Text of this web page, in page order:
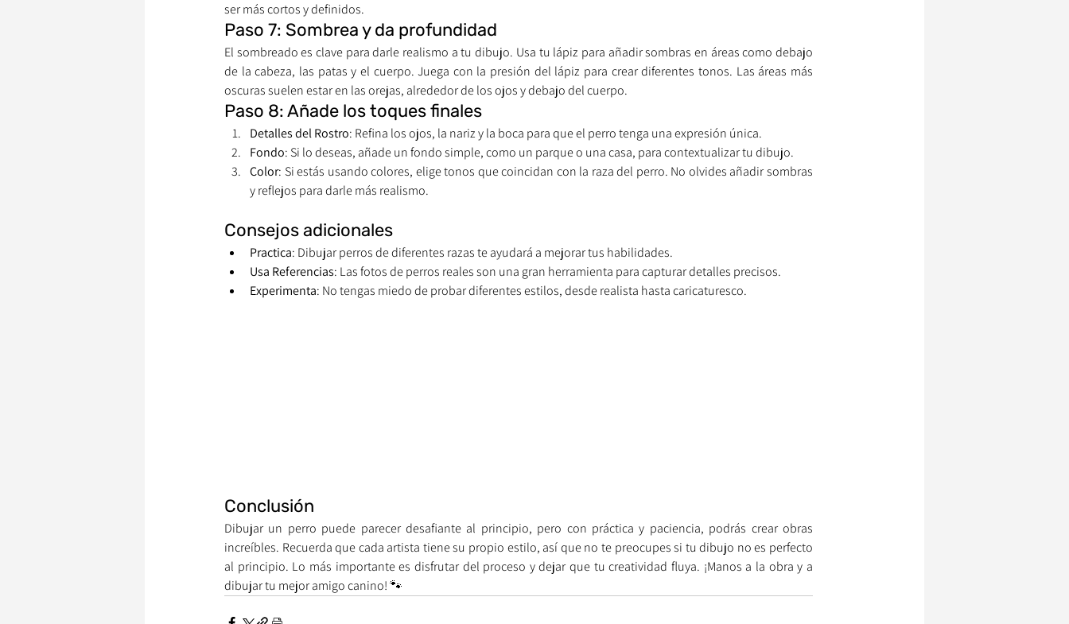
ser más cortos y definidos.
Paso 7: Sombrea y da profundidad
El sombreado es clave para darle realismo a tu dibujo. Usa tu lápiz para añadir sombras en áreas como debajo
de la cabeza, las patas y el cuerpo. Juega con la presión del lápiz para crear diferentes tonos. Las áreas más
oscuras suelen estar en las orejas, alrededor de los ojos y debajo del cuerpo.
Paso 8: Añade los toques finales
Detalles del Rostro: Refina los ojos, la nariz y la boca para que el perro tenga una expresión única.
Fondo: Si lo deseas, añade un fondo simple, como un parque o una casa, para contextualizar tu dibujo.
Color: Si estás usando colores, elige tonos que coincidan con la raza del perro. No olvides añadir sombras
y reflejos para darle más realismo.
Consejos adicionales
Practica: Dibujar perros de diferentes razas te ayudará a mejorar tus habilidades.
Usa Referencias: Las fotos de perros reales son una gran herramienta para capturar detalles precisos.
Experimenta: No tengas miedo de probar diferentes estilos, desde realista hasta caricaturesco.
Conclusión
Dibujar un perro puede parecer desafiante al principio, pero con práctica y paciencia, podrás crear obras
increíbles. Recuerda que cada artista tiene su propio estilo, así que no te preocupes si tu dibujo no es perfecto
al principio. Lo más importante es disfrutar del proceso y dejar que tu creatividad fluya. ¡Manos a la obra y a
dibujar tu mejor amigo canino! 🐾